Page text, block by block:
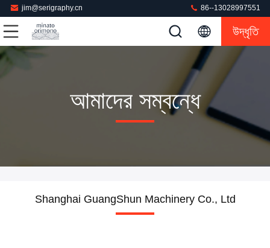
jim@serigraphy.cn 86--13028997551
উদ্ধৃতি
আমাদের সম্বন্ধে
Shanghai GuangShun Machinery Co., Ltd